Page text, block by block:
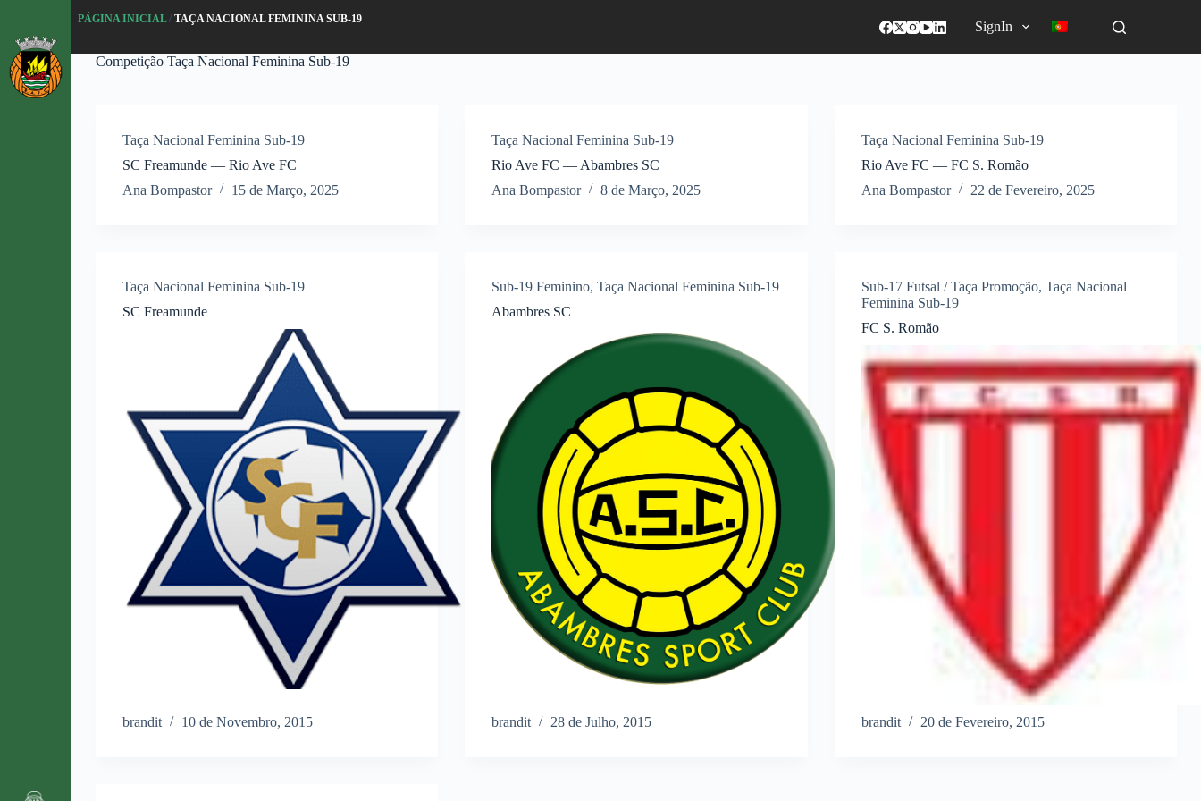
l
a
r
p
PÁGINA INICIAL/TAÇA NACIONAL FEMININA SUB-19
SignIn
Competição Taça Nacional Feminina Sub-19
Taça Nacional Feminina Sub-19
SC Freamunde — Rio Ave FC
Ana Bompastor
15 de Março, 2025
Taça Nacional Feminina Sub-19
Rio Ave FC — Abambres SC
Ana Bompastor
8 de Março, 2025
Taça Nacional Feminina Sub-19
Rio Ave FC — FC S. Romão
Ana Bompastor
22 de Fevereiro, 2025
Taça Nacional Feminina Sub-19
SC Freamunde
brandit 10 de Novembro, 2015
Sub-19 Feminino,Taça Nacional Feminina Sub-19
Abambres SC
brandit 28 de Julho, 2015
Sub-17 Futsal / Taça Promoção, Taça Nacional
Feminina Sub-19
FC S. Romão
brandit 20 de Fevereiro, 2015